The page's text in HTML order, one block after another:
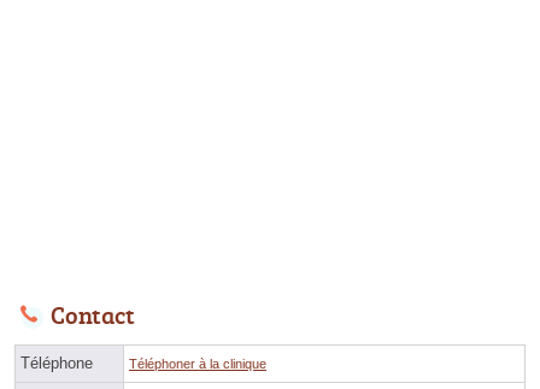
Contact
Téléphone Téléphoner à la clinique